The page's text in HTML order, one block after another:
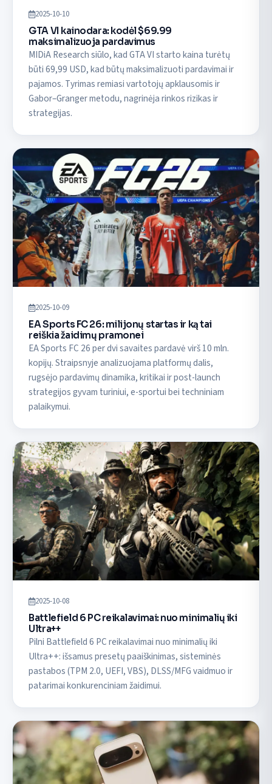
2025-10-10
GTA VI kainodara: kodėl $69.99
maksimalizuoja pardavimus
MIDiA Research siūlo, kad GTA VI starto kaina turėtų
būti 69,99 USD, kad būtų maksimalizuoti pardavimai ir
pajamos. Tyrimas remiasi vartotojų apklausomis ir
Gabor–Granger metodu, nagrinėja rinkos rizikas ir
strategijas.
2025-10-09
EA Sports FC 26: milijonų startas ir ką tai
reiškia žaidimų pramonei
EA Sports FC 26 per dvi savaites pardavė virš 10 mln.
kopijų. Straipsnyje analizuojama platformų dalis,
rugsėjo pardavimų dinamika, kritikai ir post-launch
strategijos gyvam turiniui, e-sportui bei techniniam
palaikymui.
2025-10-08
Battlefield 6 PC reikalavimai: nuo minimalių iki
Ultra++
Pilni Battlefield 6 PC reikalavimai nuo minimalių iki
Ultra++: išsamus presetų paaiškinimas, sisteminės
pastabos (TPM 2.0, UEFI, VBS), DLSS/MFG vaidmuo ir
patarimai konkurenciniam žaidimui.